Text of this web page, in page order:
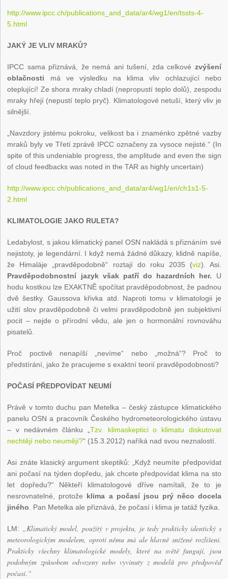
http://www.ipcc.ch/publications_and_data/ar4/wg1/en/tssts-4-
5.html
JAKÝ JE VLIV MRAKŮ?
IPCC sama přiznává, že nemá ani tušení, zda celkové zvýšení
oblačnosti má ve výsledku na klima vliv ochlazující nebo
oteplující! Ze shora mraky chladí (nepropustí teplo dolů), zespodu
mraky hřejí (nepustí teplo pryč). Klimatologové netuší, který vliv je
silnější.
„Navzdory jistému pokroku, velikost ba i znaménko zpětné vazby
mraků byly ve Třetí zprávě IPCC označeny za vysoce nejisté.“ (In
spite of this undeniable progress, the amplitude and even the sign
of cloud feedbacks was noted in the TAR as highly uncertain)
http://www.ipcc.ch/publications_and_data/ar4/wg1/en/ch1s1-5-
2.html
KLIMATOLOGIE JAKO RULETA?
Ledabylost, s jakou klimatický panel OSN nakládá s přiznáním své
nejistoty, je legendární. I když nemá žádné důkazy, klidně napíše,
že Himaláje „pravděpodobně“ roztají do roku 2035 (viz). Asi.
Pravděpodobnostní jazyk však patří do hazardních her. U
hodu kostkou lze EXAKTNĚ spočítat pravděpodobnost, že padnou
dvě šestky. Gaussova křivka atd. Naproti tomu v klimatologii je
užití slov pravděpodobně či velmi pravděpodobně jen subjektivní
pocit – nejde o přírodní vědu, ale jen o hormonální rovnováhu
pisatelů.
Proč poctivě nenapíší „nevíme“ nebo „možná“? Proč to
předstírání, jako že pracujeme s exaktní teorií pravděpodobnosti?
POČASÍ PŘEDPOVÍDAT NEUMÍ
Právě v tomto duchu pan Metelka – český zástupce klimatického
panelu OSN a pracovník Českého hydrometeorologického ústavu
– v nedávném článku „Tzv. klimaskeptici o klimatu diskutovat
nechtějí nebo neumějí?“ (15.3.2012) naříká nad svou neznalostí.
Asi znáte klasický argument skeptiků: „Když neumíte předpovídat
ani počasí na týden dopředu, jak chcete předpovídat klima na sto
let dopředu?“ Někteří klimatologové dříve namítali, že to je
nesrovnatelné, protože klima a počasí jsou prý něco docela
jiného. Pan Metelka ale přiznává, že počasí i klima je tatáž fyzika.
LM: „Klimatický model, použitý v projektu, je tedy prakticky identický s
meteorologickým modelem, oproti němu má ale hlavně snížené rozlišení.
Prakticky všechny klimatologické modely, které na světě fungují, jsou
podobným způsobem odvozeny nebo vyvinuty z modelů pro předpověď
počasí.“